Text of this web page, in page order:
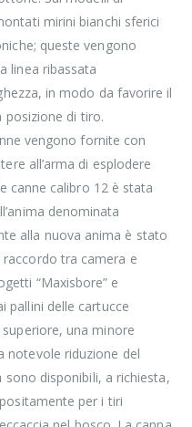
mirini bianchi sferici
queste vengono
linea ribassata
in modo da favorire il
di tiro.
vengono fornite con
all’arma di esplodere
canne calibro 12 è stata
denominata
alla nuova anima è stato
tra camera e
“Maxisbore” e
pallini delle cartucce
una minore
notevole riduzione del
sono disponibili, a richiesta,
per i tiri